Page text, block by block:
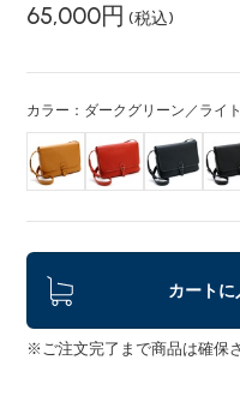
65,000円 (税込)
カラー：ダークグリーン／ライ
カートに
※ご注文完了まで商品は確保